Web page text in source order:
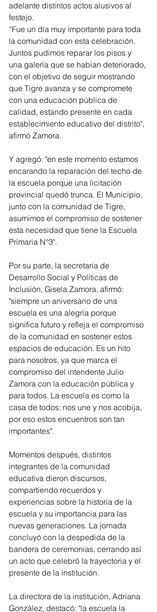
adelante distintos actos alusivos al
festejo.
“Fue un día muy importante para toda
la comunidad con esta celebración.
Juntos pudimos reparar los pisos y
una galería que se habían deteriorado,
con el objetivo de seguir mostrando
que Tigre avanza y se compromete
con una educación pública de
calidad, estando presente en cada
establecimiento educativo del distrito",
afirmó Zamora.
Y agregó: "en este momento estamos
encarando la reparación del techo de
la escuela porque una licitación
provincial quedó trunca. El Municipio,
junto con la comunidad de Tigre,
asumimos el compromiso de sostener
esta necesidad que tiene la Escuela
Primaria N°3".
Por su parte, la secretaria de
Desarrollo Social y Políticas de
Inclusión, Gisela Zamora, afirmó:
"siempre un aniversario de una
escuela es una alegría porque
significa futuro y refleja el compromiso
de la comunidad en sostener estos
espacios de educación. Es un hito
para nosotros, ya que marca el
compromiso del intendente Julio
Zamora con la educación pública y
para todos. La escuela es como la
casa de todos: nos une y nos acobija,
por eso estos encuentros son tan
importantes".
Momentos después, distintos
integrantes de la comunidad
educativa dieron discursos,
compartiendo recuerdos y
experiencias sobre la historia de la
escuela y su importancia para las
nuevas generaciones. La jornada
concluyó con la despedida de la
bandera de ceremonias, cerrando así
un acto que celebró la trayectoria y el
presente de la institución.
La directora de la institución, Adriana
González, destacó: "la escuela la